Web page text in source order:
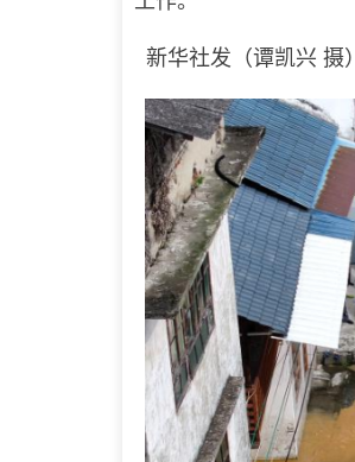
新华社发（谭凯兴 摄）